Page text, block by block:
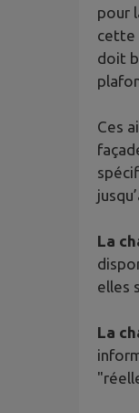
pour
cette
doit
Ces
La
elles
La